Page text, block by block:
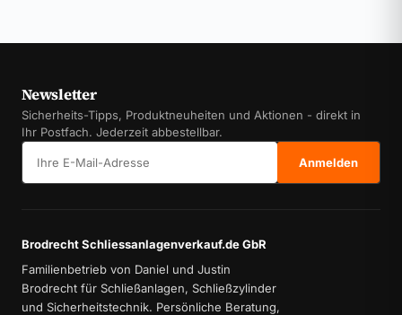
Newsletter
Sicherheits-Tipps, Produktneuheiten und Aktionen - direkt in
Ihr Postfach. Jederzeit abbestellbar.
Anmelden
Brodrecht Schliessanlagenverkauf.de GbR
Familienbetrieb von Daniel und Justin
Brodrecht für Schließanlagen, Schließzylinder
und Sicherheitstechnik. Persönliche Beratung,